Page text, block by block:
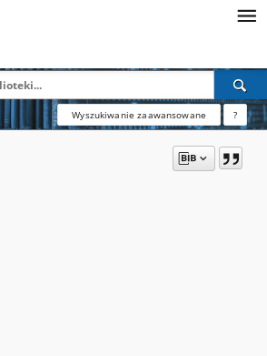
Wyszukiwanie zaawansowane ?